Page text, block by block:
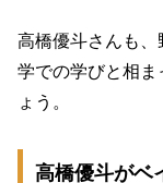
高橋優斗さんも
学での学びと相ま
ょう。
高橋優斗がベ